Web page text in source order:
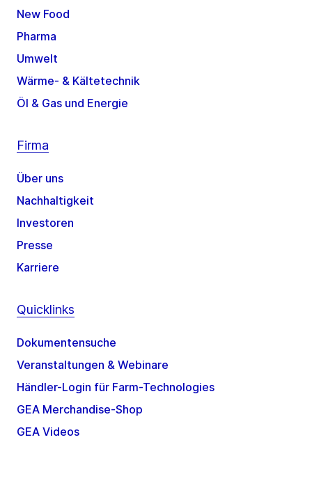
New Food
Pharma
Umwelt
Wärme- & Kältetechnik
Öl & Gas und Energie
Firma
Über uns
Nachhaltigkeit
Investoren
Presse
Karriere
Quicklinks
Dokumentensuche
Veranstaltungen & Webinare
Händler-Login für Farm-Technologies
GEA Merchandise-Shop
GEA Videos